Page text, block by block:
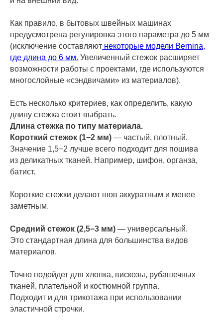
Как правило, в бытовых швейных машинах
предусмотрена регулировка этого параметра до 5 мм
(исключение составляют некоторые модели Bernina,
где длина до 6 мм. Увеличенный стежок расширяет
возможности работы с проектами, где используются
многослойные «сэндвичами» из материалов).
Есть несколько критериев, как определить, какую
длину стежка стоит выбрать.
Длина стежка по типу материала.
Короткий стежок (1−2 мм) — частый, плотный.
Значение 1,5−2 лучше всего подходит для пошива
из деликатных тканей. Например, шифон, органза,
батист.
Короткие стежки делают шов аккуратным и менее
заметным.
Средний стежок (2,5−3 мм) — универсальный.
Это стандартная длина для большинства видов
материалов.
Точно подойдет для хлопка, вискозы, рубашечных
тканей, плательной и костюмной группа.
Подходит и для трикотажа при использовании
эластичной строчки.